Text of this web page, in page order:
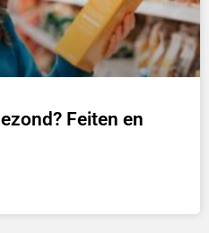
Feiten en